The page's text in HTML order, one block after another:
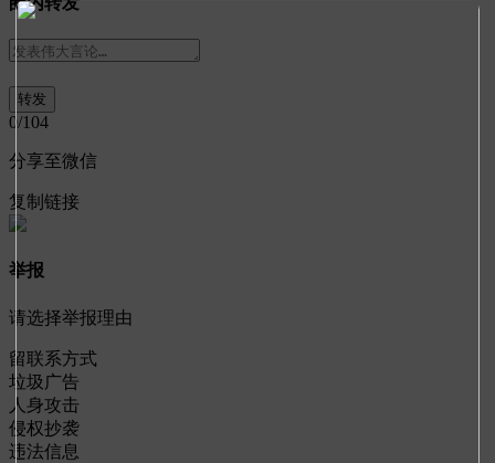
0/104
分享至微信
复制链接
举报
请选择举报理由
留联系方式
垃圾广告
人身攻击
侵权抄袭
违法信息